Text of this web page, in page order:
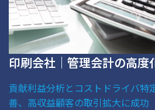
印刷会社｜管理会計の高度
貢献利益分析とコストドライバ特
善、高収益顧客の取引拡大に成功